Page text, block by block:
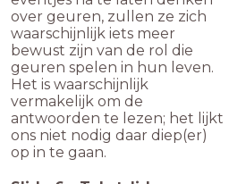
over geuren, zullen ze zich
waarschijnlijk iets meer
bewust zijn van de rol die
geuren spelen in hun leven.
Het is waarschijnlijk
vermakelijk om de
antwoorden te lezen; het lijkt
ons niet nodig daar diep(er)
op in te gaan.